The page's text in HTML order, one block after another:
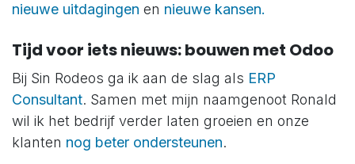
nieuwe uitdagingen en nieuwe kansen.
Tijd voor iets nieuws: bouwen met Odoo
Bij Sin Rodeos ga ik aan de slag als ERP
Consultant. Samen met mijn naamgenoot Ronald
wil ik het bedrijf verder laten groeien en onze
klanten nog beter ondersteunen.